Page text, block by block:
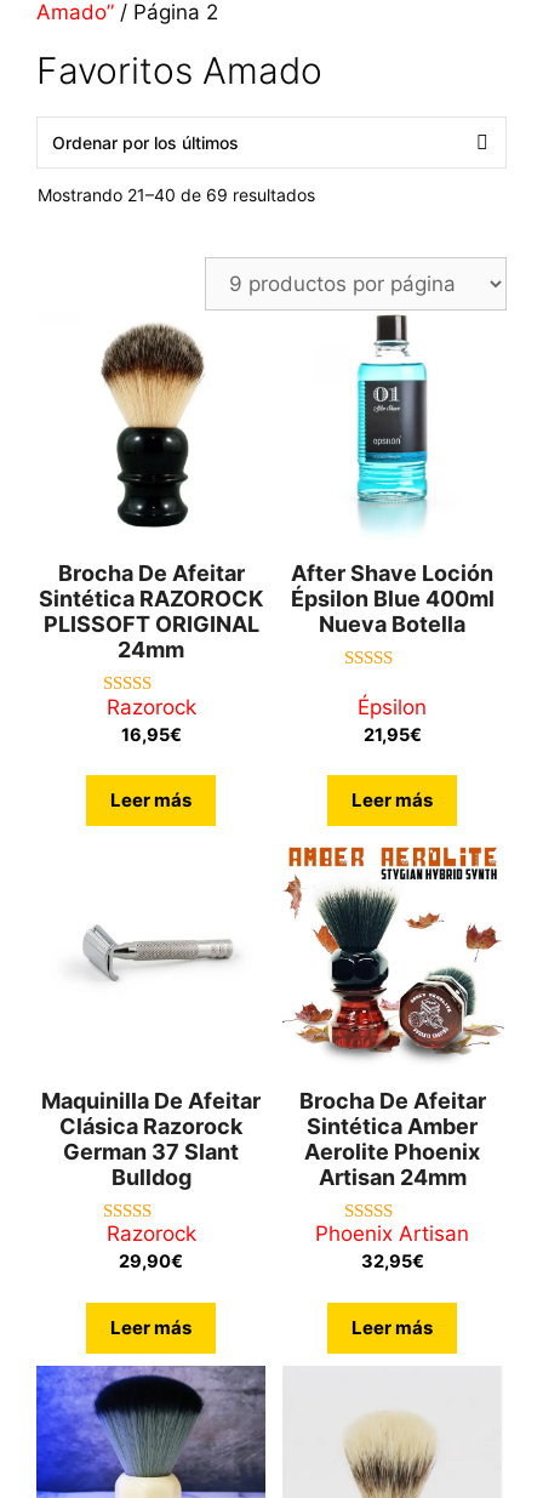
Amado” / Página 2
Favoritos Amado
Mostrando 21–40 de 69 resultadosOrdenado
Brocha De Afeitar
Sintética RAZOROCK
PLISSOFT ORIGINAL
24mm
4.75
de 5
Razorock
16,95€
Leer más
After Shave Loción
Épsilon Blue 400ml
Nueva Botella
de 5
Épsilon
21,95€
Leer más
Maquinilla De Afeitar
Clásica Razorock
German 37 Slant
Bulldog
4.88
de 5
Razorock
29,90€
Leer más
Brocha De Afeitar
Sintética Amber
Aerolite Phoenix
Artisan 24mm
4.86
de 5
Phoenix Artisan
32,95€
Leer más